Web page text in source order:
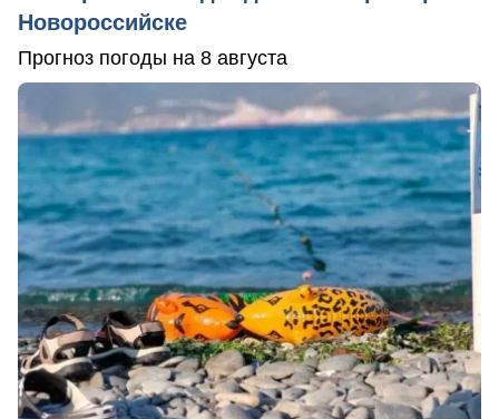
Новороссийске
Прогноз погоды на 8 августа